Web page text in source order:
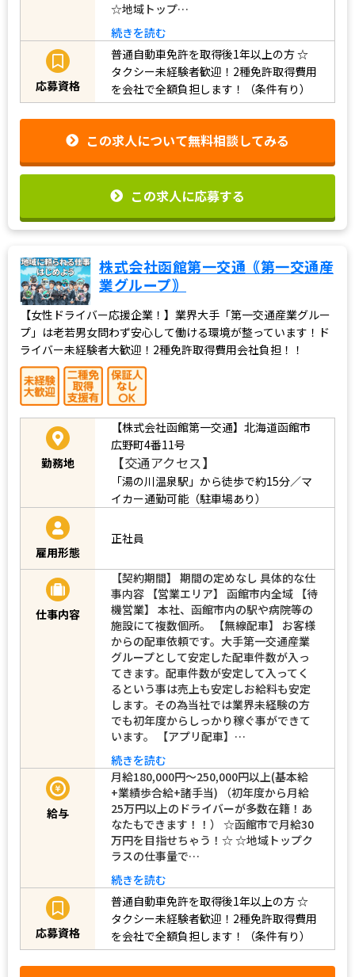
☆地域トップ…
続きを読む
応募資格
普通自動車免許を取得後1年以上の方☆
タクシー未経験者歓迎！2種免許取得費用
を会社で全額負担します！（条件有り）
この求人について無料相談してみる
この求人に応募する
株式会社函館第一交通｟第一交通産
業グループ｠
【女性ドライバー応援企業！】業界大手「第一交通産業グルー
プ」は老若男女問わず安心して働ける環境が整っています！ド
ライバー未経験者大歓迎！2種免許取得費用会社負担！！
勤務地
【株式会社函館第一交通】北海道函館市
広野町4番11号
【交通アクセス】
「湯の川温泉駅」から徒歩で約15分／マ
イカー通勤可能（駐車場あり）
雇用形態
正社員
仕事内容
【契約期間】 期間の定めなし 具体的な仕
事内容 【営業エリア】 函館市内全域 【待
機営業】 本社、函館市内の駅や病院等の
施設にて複数個所。 【無線配車】 お客様
からの配車依頼です。大手第一交通産業
グループとして安定した配車件数が入っ
てきます。配車件数が安定して入ってく
るという事は売上も安定しお給料も安定
します。その為当社では業界未経験の方
でも初年度からしっかり稼ぐ事ができて
います。 【アプリ配車】…
続きを読む
給与
月給180,000円～250,000円以上(基本給
+業績歩合給+諸手当) （初年度から月給
25万円以上のドライバーが多数在籍！あ
なたもできます！！） ☆函館市で月給30
万円を目指せちゃう！☆ ☆地域トップク
ラスの仕事量で…
続きを読む
応募資格
普通自動車免許を取得後1年以上の方☆
タクシー未経験者歓迎！2種免許取得費用
を会社で全額負担します！（条件有り）